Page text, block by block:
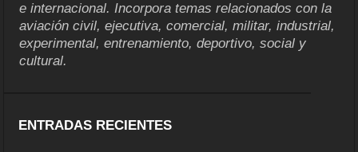
e internacional. Incorpora temas relacionados con la
aviación civil, ejecutiva, comercial, militar, industrial,
experimental, entrenamiento, deportivo, social y
cultural.
ENTRADAS RECIENTES